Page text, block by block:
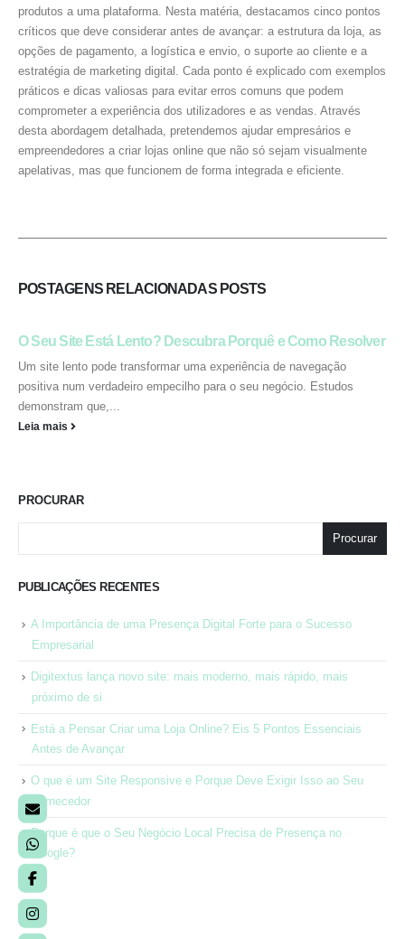
produtos a uma plataforma. Nesta matéria, destacamos cinco pontos
críticos que deve considerar antes de avançar: a estrutura da loja, as
opções de pagamento, a logística e envio, o suporte ao cliente e a
estratégia de marketing digital. Cada ponto é explicado com exemplos
práticos e dicas valiosas para evitar erros comuns que podem
comprometer a experiência dos utilizadores e as vendas. Através
desta abordagem detalhada, pretendemos ajudar empresários e
empreendedores a criar lojas online que não só sejam visualmente
apelativas, mas que funcionem de forma integrada e eficiente.
POSTAGENS RELACIONADAS POSTS
O Seu Site Está Lento? Descubra Porquê e Como Resolver
Um site lento pode transformar uma experiência de navegação
positiva num verdadeiro empecilho para o seu negócio. Estudos
demonstram que,...
Leia mais
PROCURAR
Procurar
PUBLICAÇÕES RECENTES
A Importância de uma Presença Digital Forte para o Sucesso
Empresarial
Digitextus lança novo site: mais moderno, mais rápido, mais
próximo de si
Está a Pensar Criar uma Loja Online? Eis 5 Pontos Essenciais
Antes de Avançar
O que é um Site Responsive e Porque Deve Exigir Isso ao Seu
Fornecedor
Porque é que o Seu Negócio Local Precisa de Presença no
Google?